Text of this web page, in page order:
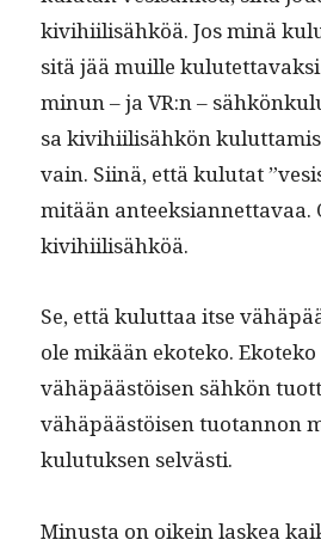
kivi­hi­il­isähköä. Jos minä
sitä jää muille
min­un – ja VR:n –
sa kivi­hi­il­isähkön
vain. Siinä, että kulu­tat
mitään anteek­sian­net­tavaa.
kivihiilisähköä.
Se, että kulut­taa itse
ole mikään ekoteko.
vähäpäästöisen sähkön
vähäpäästöisen tuotan­non
kulu­tuk­sen selvästi.
Minus­ta on oikein laskea